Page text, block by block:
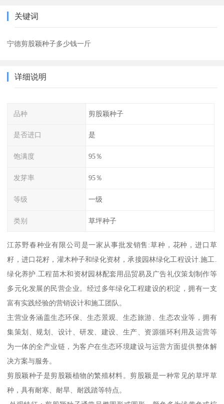
关键词
宁德剪股颖种子多少钱一斤
详细说明
品种 剪股颖种子
是否进口 是
饱满度 95％
发芽率 95％
等级 一级
类别 草坪种子
江苏野春种业有限公司是一家从事批发销售:草种，花种，进口草
籽，进口花籽，灌木种子和绿化资材，承接园林绿化工程设计.施工.
绿化养护.工程苗木和资材园林配套用品贸易及广告礼仪策划制作等
多元化发展的民营企业。经过多年绿化工程建设的积淀，拥有一支
富有实践经验的营销设计和施工团队。
主营业务涵盖生态环保、生态景观、生态旅游、生态农业等，拥有
集策划、规划、设计、研发、建设、生产、资源循环利用及运营等
为一体的全产业链，为客户在生态环境建设与运营方面提供整体解
决方案与服务。
剪股颖种子是剪股颖植物的繁殖材料。剪股颖是一种常见的草坪草
种，具有耐寒、耐旱、耐践踏等特点。